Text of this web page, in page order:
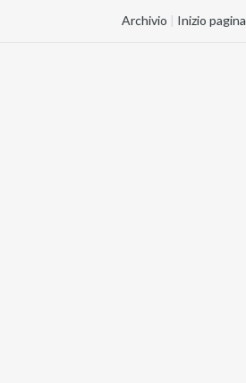
Archivio | Inizio pagina